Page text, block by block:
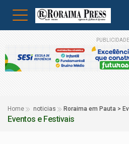
PUBLICIDADE
Home noticias Roraima em Pauta >
Eventos e Festivais